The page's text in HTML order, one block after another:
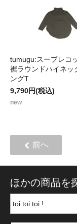
tumugu:スープレコ
裾ラウンドハイネッ
ングT
9,790円(税込)
new
前へ
ほかの商品を